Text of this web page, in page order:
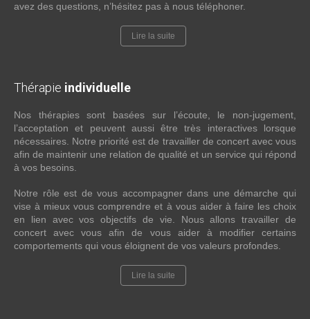
avez des questions, n’hésitez pas à nous téléphoner.
Lire la suite
Thérapie individuelle
Nos thérapies sont basées sur l’écoute, le non-jugement,
l’acceptation et peuvent aussi être très interactives lorsque
nécessaires. Notre priorité est de travailler de concert avec vous
afin de maintenir une relation de qualité et un service qui répond
à vos besoins.
Notre rôle est de vous accompagner dans une démarche qui
vise à mieux vous comprendre et à vous aider à faire les choix
en lien avec vos objectifs de vie. Nous allons travailler de
concert avec vous afin de vous aider à modifier certains
comportements qui vous éloignent de vos valeurs profondes.
Lire la suite